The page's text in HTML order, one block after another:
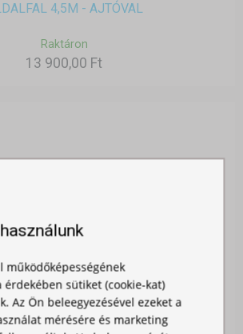
4,5M - AJTÓVAL
Raktáron
13 900,00 Ft
működőképességének
érdekében sütiket (cookie-kat)
Az Ön beleegyezésével ezeket a
mérésére és marketing